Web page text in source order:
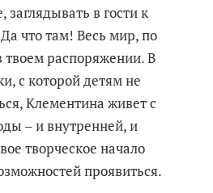
заглядывать в гости к
что там! Весь мир, по
твоем распоряжении. В
с которой детям не
Клементина живет с
– и внутренней, и
творческое начало
проявиться.